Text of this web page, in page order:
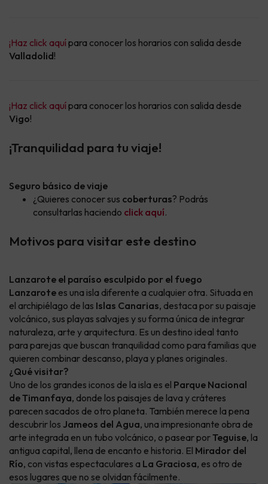
¡Haz click aquípara conocer los horarios con salida desde
Valladolid!
¡Haz click aquípara conocer los horarios con salida desde
Vigo!
¡Tranquilidad para tu viaje!
Seguro básico de viaje
¿Quieres conocer sus coberturas? Podrás
consultarlas haciendo click aquí.
Motivos para visitar este destino
Lanzarote el paraíso esculpido por el fuego
Lanzarote es una isla diferente a cualquier otra. Situada en
el archipiélago de las Islas Canarias, destaca por su paisaje
volcánico, sus playas salvajes y su forma única de integrar
naturaleza, arte y arquitectura. Es un destino ideal tanto
para parejas que buscan tranquilidad como para familias que
quieren combinar descanso, playa y planes originales.
¿Qué visitar?
Uno de los grandes iconos de la isla es el Parque Nacional
de Timanfaya, donde los paisajes de lava y cráteres
parecen sacados de otro planeta. También merece la pena
descubrir los Jameos del Agua, una impresionante obra de
arte integrada en un tubo volcánico, o pasear porTeguise, la
antigua capital, llena de encanto e historia. El Mirador del
Río, con vistas espectaculares a La Graciosa, es otro de
esos lugares que no se olvidan fácilmente.